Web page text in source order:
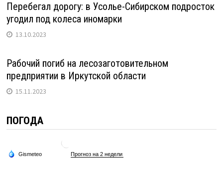
Перебегал дорогу: в Усолье-Сибирском подросток
угодил под колеса иномарки
13.10.2023
Рабочий погиб на лесозаготовительном
предприятии в Иркутской области
15.11.2023
ПОГОДА